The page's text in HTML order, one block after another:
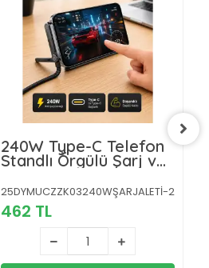
240W Type-C Telefon
Standlı Örgülü Şarj ve
Data Kablosu
25DYMUCZZK03240WŞARJALETİ-2
462 TL